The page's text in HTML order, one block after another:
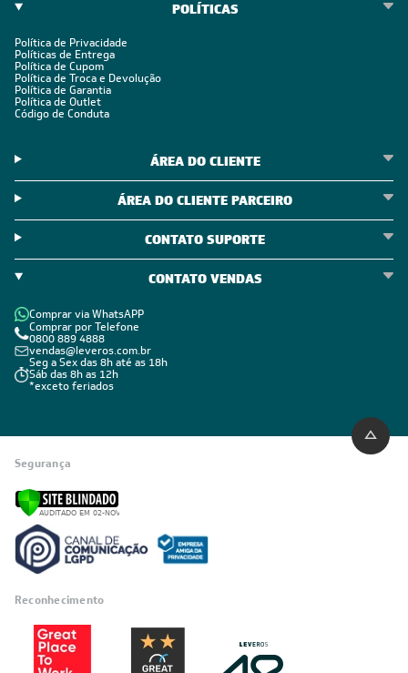
POLÍTICAS
Política de Privacidade
Políticas de Entrega
Política de Cupom
Política de Troca e Devolução
Política de Garantia
Política de Outlet
Código de Conduta
ÁREA DO CLIENTE
ÁREA DO CLIENTE PARCEIRO
CONTATO SUPORTE
CONTATO VENDAS
Comprar via WhatsAPP
Comprar por Telefone
0800 889 4888
vendas@leveros.com.br
Seg a Sex das 8h até as 18h
Sáb das 8h as 12h
*exceto feriados
Segurança
Reconhecimento